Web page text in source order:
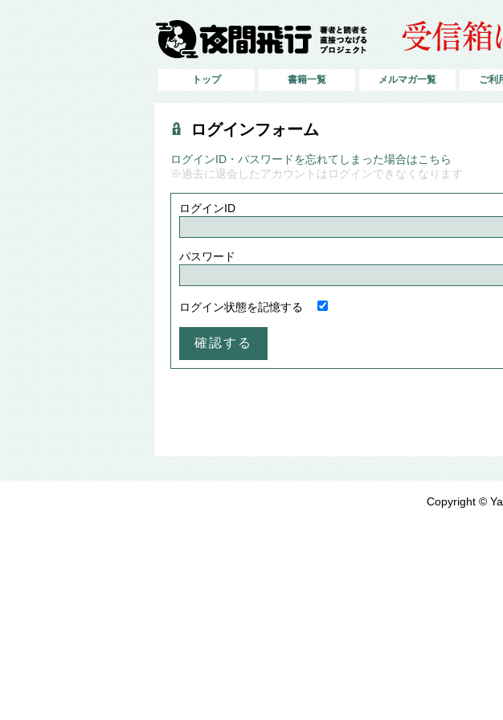
トップ 書籍一覧 メルマガ一覧 ご利
ログインフォーム
ログインID・パスワードを忘れてしまった場合はこちら
※過去に退会したアカウントはログインできなくなります
ログインID
パスワード
ログイン状態を記憶する
Copyright ©